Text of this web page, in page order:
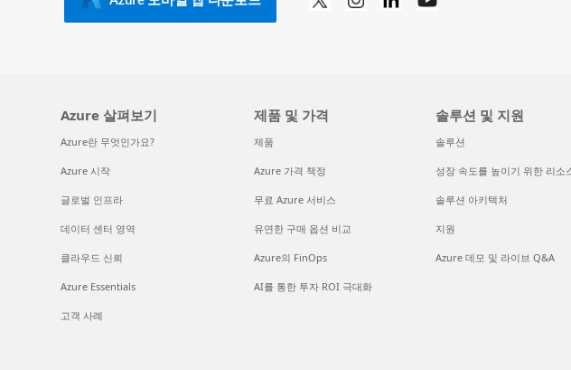
Azure 살펴보기
Azure란 무엇인가요?
Azure 시작
글로벌 인프라
데이터 센터 영역
클라우드 신뢰
Azure Essentials
고객 사례
제품 및 가격
제품
Azure 가격 책정
무료 Azure 서비스
유연한 구매 옵션 비교
Azure의 FinOps
AI를 통한 투자 ROI 극대화
솔루션 및 지원
솔루션
성장 속도를 높이기 위한 리소
솔루션 아키텍처
지원
Azure 데모 및 라이브 Q&A